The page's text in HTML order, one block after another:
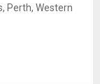
Perth, Western